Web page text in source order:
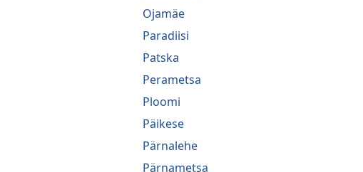
Ojamäe
Paradiisi
Patska
Perametsa
Ploomi
Päikese
Pärnalehe
Pärnametsa